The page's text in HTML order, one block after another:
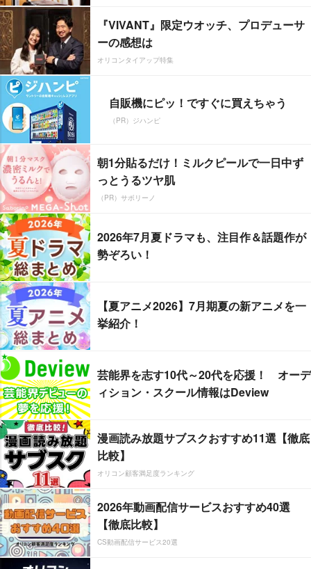
『VIVANT』限定ウオッチ、プロデューサ
ーの感想は
オリコンタイアップ特集
自販機にピッ！ですぐに買えちゃう
（PR）ジハンピ
朝1分貼るだけ！ミルクピールで一日中ず
っとうるツヤ肌
（PR）サボリーノ
2026年7月夏ドラマも、注目作＆話題作が
勢ぞろい！
【夏アニメ2026】7月期夏の新アニメを一
挙紹介！
芸能界を志す10代～20代を応援！ オーデ
ィション・スクール情報はDeview
漫画読み放題サブスクおすすめ11選【徹底
比較】
オリコン顧客満足度ランキング
2026年動画配信サービスおすすめ40選
【徹底比較】
CS動画配信サービス20選